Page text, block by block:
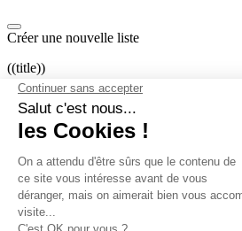
Créer une nouvelle liste
((title))
((label))
((cancelText)) ((createText))
Connexion
Vous devez être connecté pour ajouter